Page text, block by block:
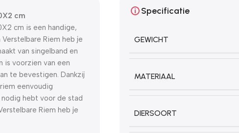
cm
cm is een handige,
Riem heb je
van singelband en
is voorzien van een
te bevestigen. Dankzij
eenvoudig
nodig hebt voor de stad
Riem heb je
Specificatie
GEWICHT
MATERIAAL
DIERSOORT